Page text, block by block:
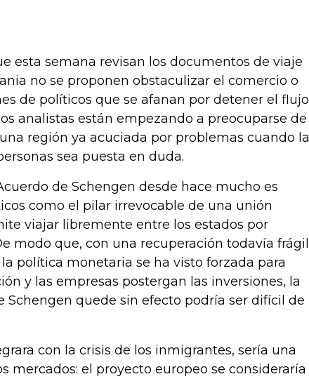
esta semana revisan los documentos de viaje
no se proponen obstaculizar el comercio o
de políticos que se afanan por detener el flujo
analistas están empezando a preocuparse de
región ya acuciada por problemas cuando la
sea puesta en duda.
de Schengen desde hace mucho es
como el pilar irrevocable de una unión
viajar libremente entre los estados por
modo que, con una recuperación todavía frágil
política monetaria se ha visto forzada para
y las empresas postergan las inversiones, la
Schengen quede sin efecto podría ser difícil de
con la crisis de los inmigrantes, sería una
mercados: el proyecto europeo se consideraría